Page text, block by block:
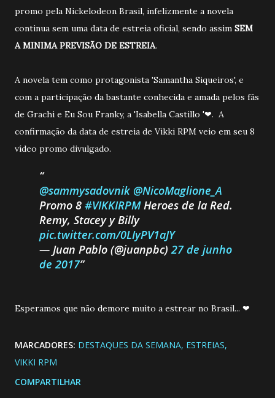
promo pela Nickelodeon Brasil, infelizmente a novela
continua sem uma data de estreia oficial, sendo assim SEM
A MINIMA PREVISÃO DE ESTREIA.
A novela tem como protagonista 'Samantha Siqueiros', e
com a participação da bastante conhecida e amada pelos fãs
de Grachi e Eu Sou Franky, a 'Isabella Castillo '❤. A
confirmação da data de estreia de Vikki RPM veio em seu 8
vídeo promo divulgado.
@sammysadovnik @NicoMaglione_A
Promo 8 #VIKKIRPMHeroes de la Red.
Remy, Stacey y Billy
pic.twitter.com/0LIyPV1aJY
— Juan Pablo (@juanpbc) 27 de junho
de 2017
Esperamos que não demore muito a estrear no Brasil... ❤
MARCADORES: DESTAQUES DA SEMANA ESTREIAS
VIKKI RPM
COMPARTILHAR